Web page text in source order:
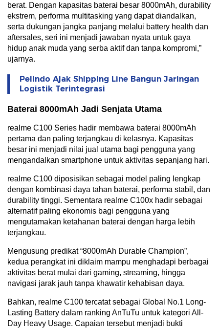
berat. Dengan kapasitas baterai besar 8000mAh, durability
ekstrem, performa multitasking yang dapat diandalkan,
serta dukungan jangka panjang melalui battery health dan
aftersales, seri ini menjadi jawaban nyata untuk gaya
hidup anak muda yang serba aktif dan tanpa kompromi,”
ujarnya.
Pelindo Ajak Shipping Line Bangun Jaringan
Logistik Terintegrasi
Baterai 8000mAh Jadi Senjata Utama
realme C100 Series hadir membawa baterai 8000mAh
pertama dan paling terjangkau di kelasnya. Kapasitas
besar ini menjadi nilai jual utama bagi pengguna yang
mengandalkan smartphone untuk aktivitas sepanjang hari.
realme C100 diposisikan sebagai model paling lengkap
dengan kombinasi daya tahan baterai, performa stabil, dan
durability tinggi. Sementara realme C100x hadir sebagai
alternatif paling ekonomis bagi pengguna yang
mengutamakan ketahanan baterai dengan harga lebih
terjangkau.
Mengusung predikat “8000mAh Durable Champion”,
kedua perangkat ini diklaim mampu menghadapi berbagai
aktivitas berat mulai dari gaming, streaming, hingga
navigasi jarak jauh tanpa khawatir kehabisan daya.
Bahkan, realme C100 tercatat sebagai Global No.1 Long-
Lasting Battery dalam ranking AnTuTu untuk kategori All-
Day Heavy Usage. Capaian tersebut menjadi bukti